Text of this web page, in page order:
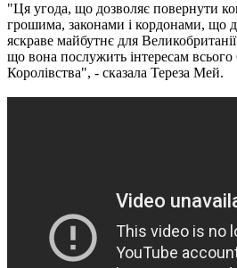
"Ця угода, що дозволяє повернути
грошима, законами і кордонами, що
яскраве майбутнє для
що вона послужить інтересам
Королівства", - сказала Тереза ​​Мей.